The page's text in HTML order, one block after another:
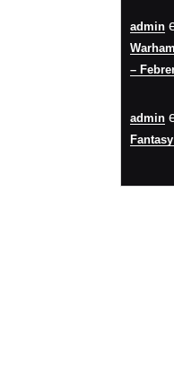
admin
–
admin